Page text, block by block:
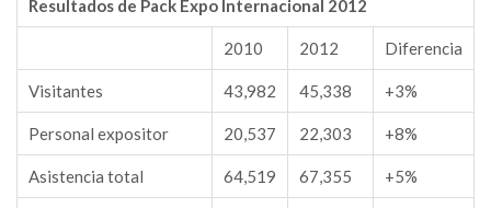
Resultados de Pack Expo Internacional 2012
2010 2012 Diferencia
Visitantes 43,982 45,338 +3%
Personal expositor 20,537 22,303 +8%
Asistencia total 64,519 67,355 +5%